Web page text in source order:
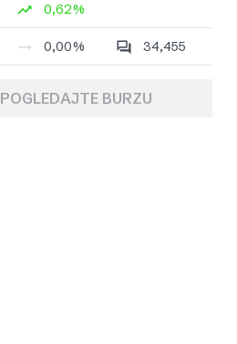
0,62%
0,00% 34,455
POGLEDAJTE BURZU